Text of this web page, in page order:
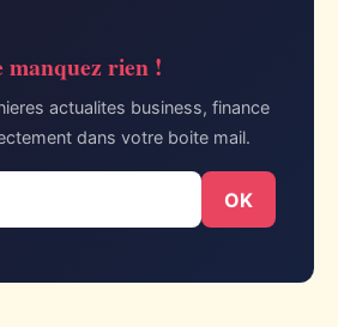
manquez rien !
actualites business, finance
dans votre boite mail.
OK